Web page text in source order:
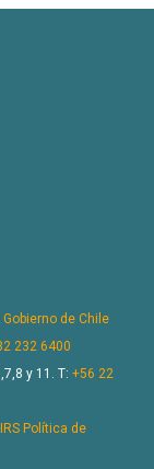
Gobierno de Chile
232 6400
y 11. T: +56 22
Política de